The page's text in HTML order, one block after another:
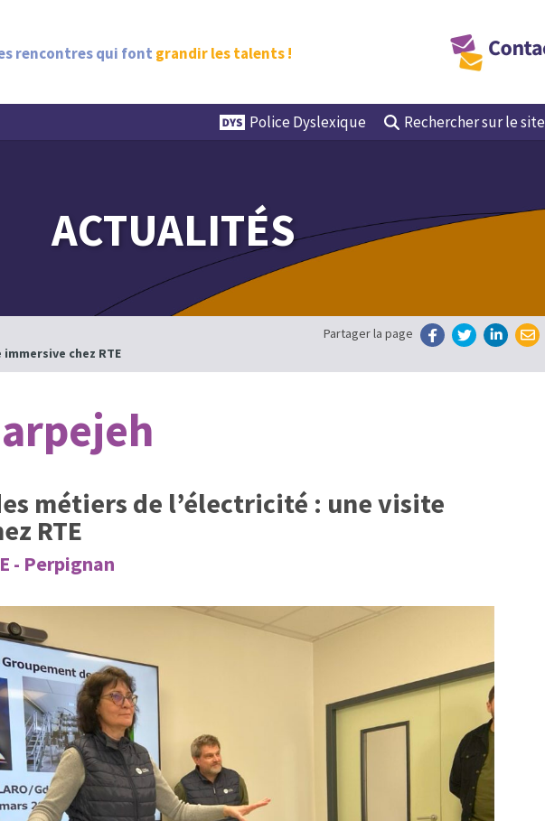
rencontres qui font grandir les talents !
Police Dyslexique Recherchersur le site
ACTUALITÉS
chez RTE
Partager la page
métiers de l’électricité : une visite
RTE
- Perpignan